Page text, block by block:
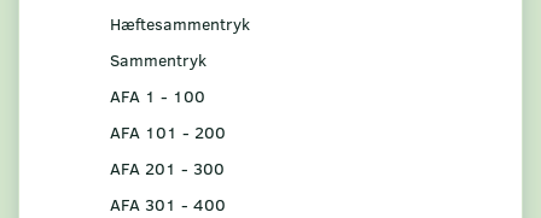
Hæftesammentryk
Sammentryk
AFA 1 - 100
AFA 101 - 200
AFA 201 - 300
AFA 301 - 400